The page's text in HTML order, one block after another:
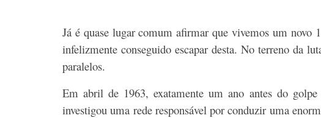
Já é quase lugar comum afirmar que vivemos um novo
infelizmente conseguido escapar desta. No terreno da
paralelos.
Em abril de 1963, exatamente um ano antes do
investigou uma rede responsável por conduzir uma